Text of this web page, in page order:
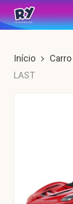
Skip
to
content
Início
LAST